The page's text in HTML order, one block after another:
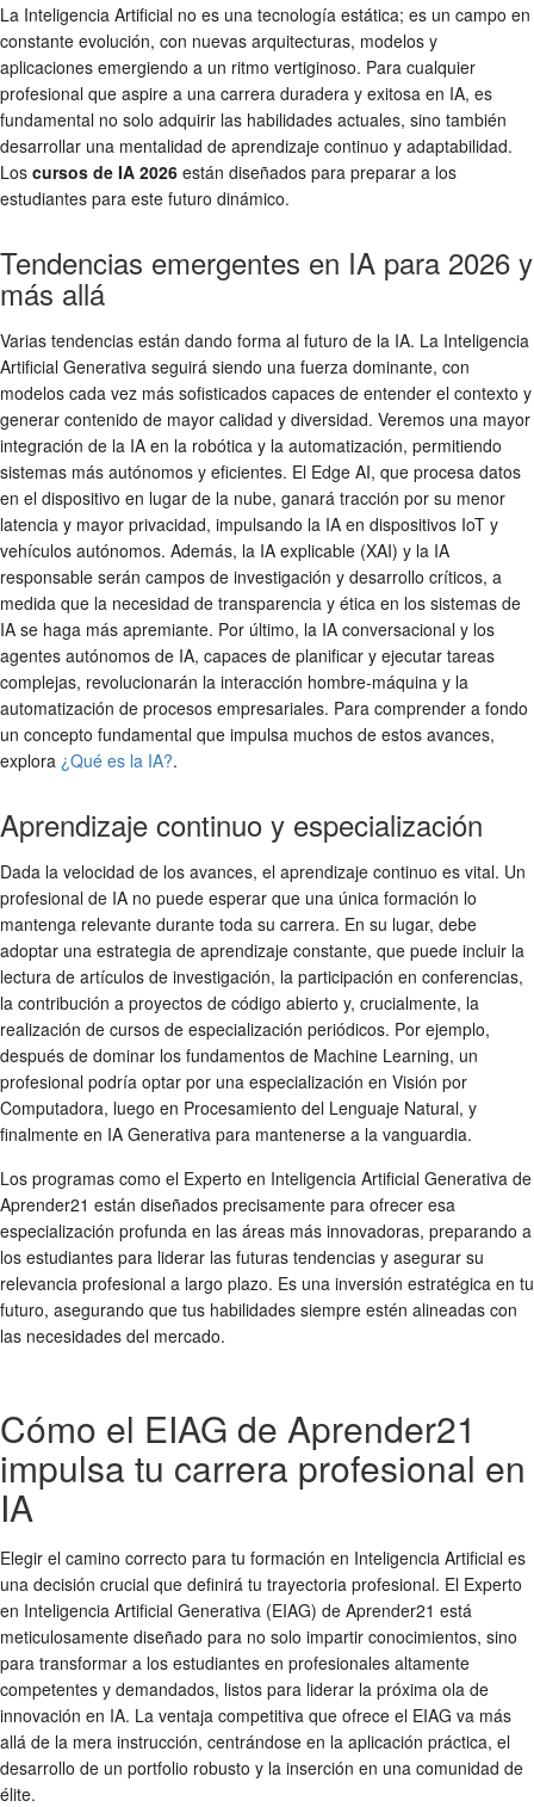
La Inteligencia Artificial no es una tecnología estática; es un campo en
constante evolución, con nuevas arquitecturas, modelos y
aplicaciones emergiendo a un ritmo vertiginoso. Para cualquier
profesional que aspire a una carrera duradera y exitosa en IA, es
fundamental no solo adquirir las habilidades actuales, sino también
desarrollar una mentalidad de aprendizaje continuo y adaptabilidad.
Los cursos de IA 2026 están diseñados para preparar a los
estudiantes para este futuro dinámico.
Tendencias emergentes en IA para 2026 y
más allá
Varias tendencias están dando forma al futuro de la IA. La Inteligencia
Artificial Generativa seguirá siendo una fuerza dominante, con
modelos cada vez más sofisticados capaces de entender el contexto y
generar contenido de mayor calidad y diversidad. Veremos una mayor
integración de la IA en la robótica y la automatización, permitiendo
sistemas más autónomos y eficientes. El Edge AI, que procesa datos
en el dispositivo en lugar de la nube, ganará tracción por su menor
latencia y mayor privacidad, impulsando la IA en dispositivos IoT y
vehículos autónomos. Además, la IA explicable (XAI) y la IA
responsable serán campos de investigación y desarrollo críticos, a
medida que la necesidad de transparencia y ética en los sistemas de
IA se haga más apremiante. Por último, la IA conversacional y los
agentes autónomos de IA, capaces de planificar y ejecutar tareas
complejas, revolucionarán la interacción hombre-máquina y la
automatización de procesos empresariales. Para comprender a fondo
un concepto fundamental que impulsa muchos de estos avances,
explora ¿Qué es la IA?.
Aprendizaje continuo y especialización
Dada la velocidad de los avances, el aprendizaje continuo es vital. Un
profesional de IA no puede esperar que una única formación lo
mantenga relevante durante toda su carrera. En su lugar, debe
adoptar una estrategia de aprendizaje constante, que puede incluir la
lectura de artículos de investigación, la participación en conferencias,
la contribución a proyectos de código abierto y, crucialmente, la
realización de cursos de especialización periódicos. Por ejemplo,
después de dominar los fundamentos de Machine Learning, un
profesional podría optar por una especialización en Visión por
Computadora, luego en Procesamiento del Lenguaje Natural, y
finalmente en IA Generativa para mantenerse a la vanguardia.
Los programas como el Experto en Inteligencia Artificial Generativa de
Aprender21 están diseñados precisamente para ofrecer esa
especialización profunda en las áreas más innovadoras, preparando a
los estudiantes para liderar las futuras tendencias y asegurar su
relevancia profesional a largo plazo. Es una inversión estratégica en tu
futuro, asegurando que tus habilidades siempre estén alineadas con
las necesidades del mercado.
Cómo el EIAG de Aprender21
impulsa tu carrera profesional en
IA
Elegir el camino correcto para tu formación en Inteligencia Artificial es
una decisión crucial que definirá tu trayectoria profesional. El Experto
en Inteligencia Artificial Generativa (EIAG) de Aprender21 está
meticulosamente diseñado para no solo impartir conocimientos, sino
para transformar a los estudiantes en profesionales altamente
competentes y demandados, listos para liderar la próxima ola de
innovación en IA. La ventaja competitiva que ofrece el EIAG va más
allá de la mera instrucción, centrándose en la aplicación práctica, el
desarrollo de un portfolio robusto y la inserción en una comunidad de
élite.